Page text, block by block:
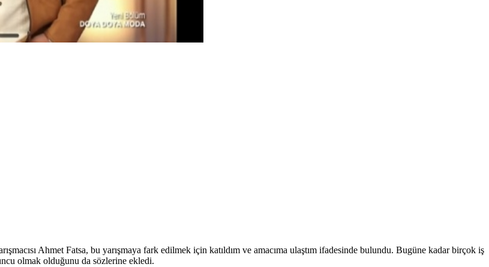
Ahmet Fatsa, bu yarışmaya fark edilmek için katıldım ve amacıma ulaştım ifadesinde bulundu. Bugüne kadar birçok iş
olmak olduğunu da sözlerine ekledi.